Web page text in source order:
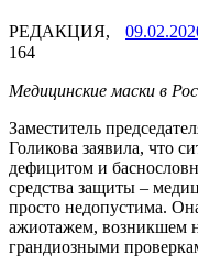
РЕДАКЦИЯ,
164
Медицинские маски в
Заместитель
Голикова заявила, что
дефицитом и
средства защиты –
просто недопустима.
ажиотажем, возникшем
грандиозными